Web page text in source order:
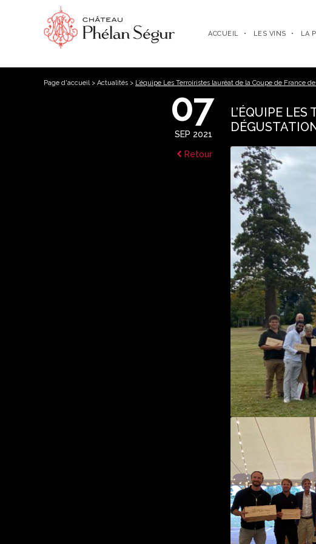
ACCUEIL LES VINS LA
Page d'accueil> Actualités > L’équipe Les Terroiristes lauréat de la Coupe de France
07
SEP 2021
Retour
L’ÉQUIPE